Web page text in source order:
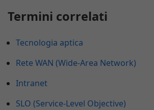
Termini correlati
Tecnologia aptica
Rete WAN (Wide-Area Network)
Intranet
SLO (Service-Level Objective)